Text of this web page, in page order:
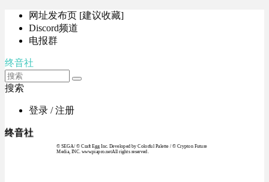
网址发布页 [建议收藏]
Discord频道
电报群
终音社
搜索
登录 / 注册
终音社
© SEGA / © Craft Egg Inc. Developed by Colorful Palette / © Crypton Future
Media, INC. www.piapro.netAll rights reserved.